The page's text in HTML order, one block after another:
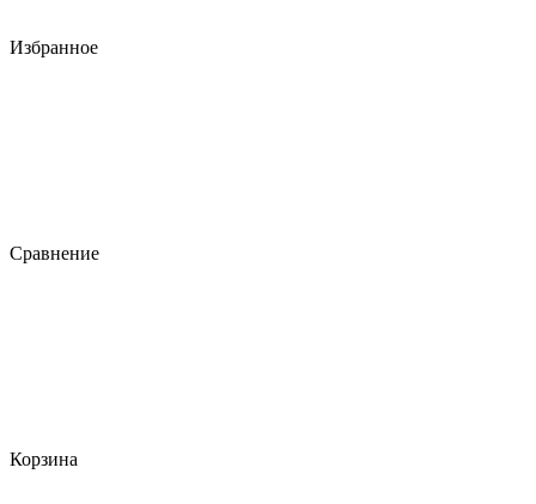
Избранное
Сравнение
Корзина